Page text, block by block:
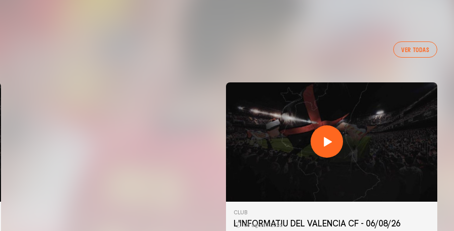
VER TODAS
CLUB
L'INFORMATIU DEL VALENCIA CF - 06/08/26
06 agosto 2026